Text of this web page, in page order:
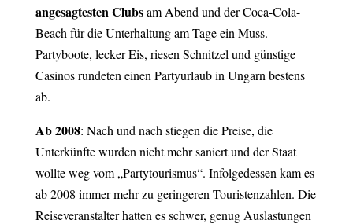
angesagtesten Clubsam Abend und der Coca-Cola-
Beach für die Unterhaltung am Tage ein Muss.
Partyboote, lecker Eis, riesen Schnitzel und günstige
Casinos rundeten einen Partyurlaub in Ungarn bestens
ab.
Ab 2008: Nach und nach stiegen die Preise, die
Unterkünfte wurden nicht mehr saniert und der Staat
wollte weg vom „Partytourismus“. Infolgedessen kam es
ab 2008 immer mehr zu geringeren Touristenzahlen. Die
Reiseveranstalter hatten es schwer, genug Auslastungen